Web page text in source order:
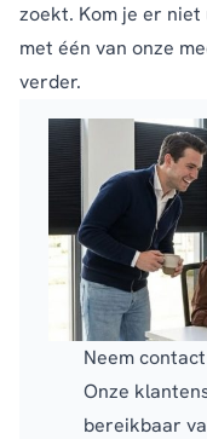
zoekt. Kom je er
met één van onze
verder.
Neem
Onze
bereikbaar